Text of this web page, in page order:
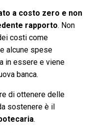
a costo zero e non
rapporto. Non
costi come
alcune spese
in essere e viene
banca.
di ottenere delle
sostenere è il
.